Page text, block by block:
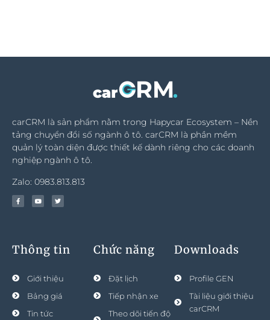
carCRM là sản phẩm nằm trong Hapycar Ecosystem – Nền
tảng chuyển đổi số ngành ô tô. carCRM là phần mềm
quản lý toàn diện được thiết kế dành riêng cho các doanh
nghiệp ngành ô tô.
Zalo: 0983.813.813
Thông tin
Giới thiệu
Bảng giá
Tin tức
Chức năng
Đặt lịch
Tiếp nhận xe
Theo dõi tiến độ
Downloads
Profile GEN
Tài liệu giới thiệu
carCRM